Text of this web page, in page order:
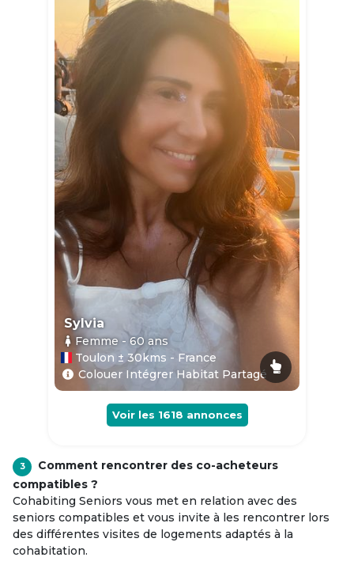
Sylvia
Femme - 60ans
Toulon ± 30kms - France
Colouer Intégrer Habitat Partagé
Voir les 1618 annonces
3
Comment rencontrer des co-acheteurs
compatibles ?
Cohabiting Seniors vous met en relation avec des
seniors compatibles et vous invite à les rencontrer lors
des différentes visites de logements adaptés à la
cohabitation.